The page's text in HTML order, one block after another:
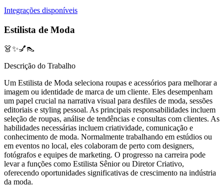
Integrações disponíveis
Estilista de Moda
👗✨💅👠
Descrição do Trabalho
Um Estilista de Moda seleciona roupas e acessórios para melhorar a
imagem ou identidade de marca de um cliente. Eles desempenham
um papel crucial na narrativa visual para desfiles de moda, sessões
editoriais e styling pessoal. As principais responsabilidades incluem
seleção de roupas, análise de tendências e consultas com clientes. As
habilidades necessárias incluem criatividade, comunicação e
conhecimento de moda. Normalmente trabalhando em estúdios ou
em eventos no local, eles colaboram de perto com designers,
fotógrafos e equipes de marketing. O progresso na carreira pode
levar a funções como Estilista Sênior ou Diretor Criativo,
oferecendo oportunidades significativas de crescimento na indústria
da moda.